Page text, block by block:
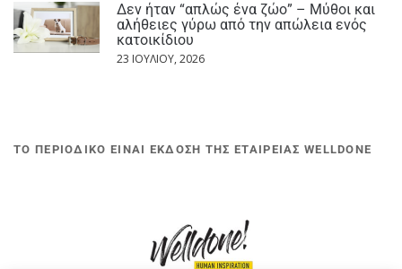
Δεν ήταν “απλώς ένα ζώο” – Μύθοι και
αλήθειες γύρω από την απώλεια ενός
κατοικίδιου
23 ΙΟΥΛΊΟΥ, 2026
ΤΟ ΠΕΡΙΟΔΙΚΟ ΕΙΝΑΙ ΕΚΔΟΣΗ ΤΗΣ ΕΤΑΙΡΕΙΑΣ WELLDONE